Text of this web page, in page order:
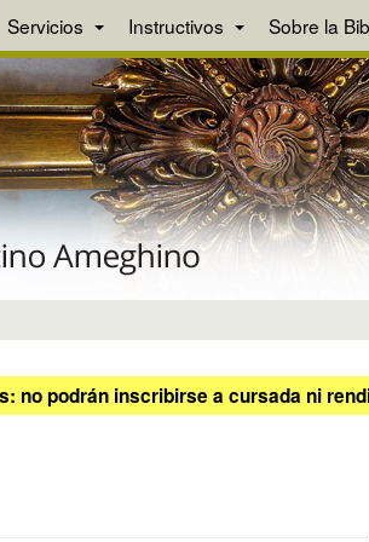
Servicios Instructivos Sobre la
no podrán inscribirse a cursada ni